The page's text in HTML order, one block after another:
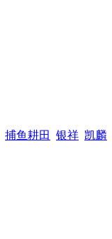
捕鱼耕田 银祥 凯麟